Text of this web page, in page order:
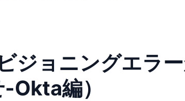
ョニングエラ
Okta編）